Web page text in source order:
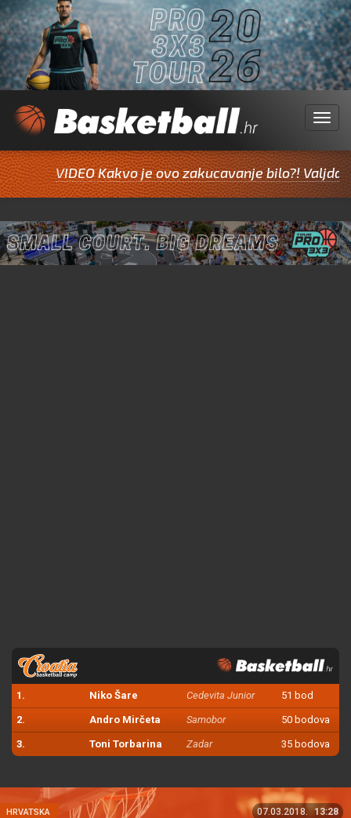
Menu
VIDEO Kakvo je ovo zakucavanje bilo?! Valjda
1. Niko Šare Cedevita Junior 51 bod
2. Andro Mirčeta Samobor 50 bodova
3. Toni Torbarina Zadar 35 bodova
HRVATSKA 07.03.2018. 13:28